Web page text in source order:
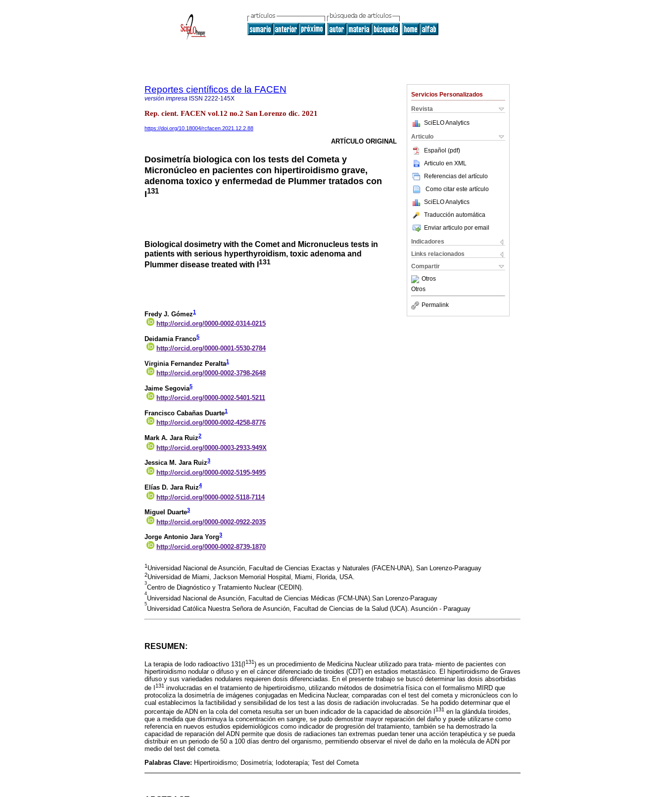
Servicios Personalizados
Revista
SciELO Analytics
Articulo
Español (pdf)
Articulo en XML
Referencias del artículo
Como citar este artículo
SciELO Analytics
Traducción automática
Enviar articulo por email
Indicadores
Links relacionados
Compartir
Otros
Otros
Permalink
Reportes científicos de la FACEN
versión impresa ISSN 2222-145X
Rep. cient. FACEN vol.12 no.2 San Lorenzo dic. 2021
https://doi.org/10.18004/rcfacen.2021.12.2.88
ARTÍCULO ORIGINAL
Dosimetría biologica con los tests del Cometa y
Micronúcleo en pacientes con hipertiroidismo grave,
adenoma toxico y enfermedad de Plummer tratados con
I131
Biological dosimetry with the Comet and Micronucleus tests in
patients with serious hyperthyroidism, toxic adenoma and
Plummer disease treated with I131
Fredy J. Gómez1
http://orcid.org/0000-0002-0314-0215
Deidamia Franco5
http://orcid.org/0000-0001-5530-2784
Virginia Fernandez Peralta1
http://orcid.org/0000-0002-3798-2648
Jaime Segovia5
http://orcid.org/0000-0002-5401-5211
Francisco Cabañas Duarte1
http://orcid.org/0000-0002-4258-8776
Mark A. Jara Ruiz2
http://orcid.org/0000-0003-2933-949X
Jessica M. Jara Ruiz3
http://orcid.org/0000-0002-5195-9495
Elías D. Jara Ruiz4
http://orcid.org/0000-0002-5118-7114
Miguel Duarte3
http://orcid.org/0000-0002-0922-2035
Jorge Antonio Jara Yorg3
http://orcid.org/0000-0002-8739-1870
1 Universidad Nacional de Asunción, Facultad de Ciencias Exactas y Naturales (FACEN-UNA), San Lorenzo-Paraguay
2Universidad de Miami, Jackson Memorial Hospital, Miami, Florida, USA.
3
Centro de Diagnóstico y Tratamiento Nuclear (CEDIN).
4
Universidad Nacional de Asunción, Facultad de Ciencias Médicas (FCM-UNA).San Lorenzo-Paraguay
5
Universidad Católica Nuestra Señora de Asunción, Facultad de Ciencias de la Salud (UCA). Asunción - Paraguay
RESUMEN:
La terapia de Iodo radioactivo 131(I 131) es un procedimiento de Medicina Nuclear utilizado para trata- miento de pacientes con
hipertiroidismo nodular o difuso y en el cáncer diferenciado de tiroides (CDT) en estadios metastásico. El hipertiroidismo de Graves
difuso y sus variedades nodulares requieren dosis diferenciadas. En el presente trabajo se buscó determinar las dosis absorbidas
de I
131 involucradas en el tratamiento de hipertiroidismo, utilizando métodos de dosimetría física con el formalismo MIRD que
protocoliza la dosimetría de imágenes conjugadas en Medicina Nuclear, comparadas con el test del cometa y micronúcleos con lo
cual establecimos la factibilidad y sensibilidad de los test a las dosis de radiación involucradas. Se ha podido determinar que el
porcentaje de ADN en la cola del cometa resulta ser un buen indicador de la capacidad de absorción I
131 en la glándula tiroides,
que a medida que disminuya la concentración en sangre, se pudo demostrar mayor reparación del daño y puede utilizarse como
referencia en nuevos estudios epidemiológicos como indicador de progresión del tratamiento, también se ha demostrado la
capacidad de reparación del ADN permite que dosis de radiaciones tan extremas puedan tener una acción terapéutica y se pueda
distribuir en un periodo de 50 a 100 días dentro del organismo, permitiendo observar el nivel de daño en la molécula de ADN por
medio del test del cometa.
Palabras Clave: Hipertiroidismo; Dosimetría; Iodoterapía; Test del Cometa